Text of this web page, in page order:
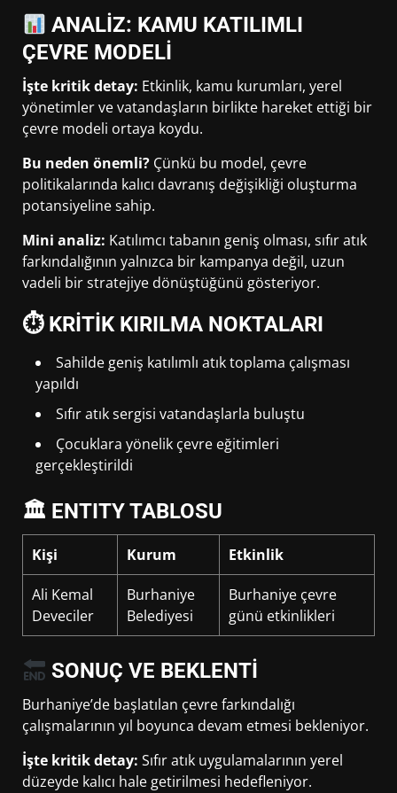
ANALİZ: KAMU KATILIMLI
ÇEVRE MODELİ
İşte kritik detay: Etkinlik, kamu kurumları, yerel
yönetimler ve vatandaşların birlikte hareket ettiği bir
çevre modeli ortaya koydu.
Bu neden önemli? Çünkü bu model, çevre
politikalarında kalıcı davranış değişikliği oluşturma
potansiyeline sahip.
Mini analiz: Katılımcı tabanın geniş olması, sıfır atık
farkındalığının yalnızca bir kampanya değil, uzun
vadeli bir stratejiye dönüştüğünü gösteriyor.
⏱ KRİTİK KIRILMA NOKTALARI
Sahilde geniş katılımlı atık toplama çalışması
yapıldı
Sıfır atık sergisi vatandaşlarla buluştu
Çocuklara yönelik çevre eğitimleri
gerçekleştirildi
🏛 ENTITY TABLOSU
Kişi Kurum Etkinlik
Ali Kemal
Deveciler
Burhaniye
Belediyesi
Burhaniye çevre
günü etkinlikleri
SONUÇ VE BEKLENTİ
Burhaniye’de başlatılan çevre farkındalığı
çalışmalarının yıl boyunca devam etmesi bekleniyor.
İşte kritik detay: Sıfır atık uygulamalarının yerel
düzeyde kalıcı hale getirilmesi hedefleniyor.